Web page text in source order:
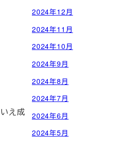
え成
2024年12月
2024年11月
2024年10月
2024年9月
2024年8月
2024年7月
2024年6月
2024年5月